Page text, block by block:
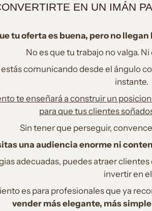
EN UN IMÁN
tu oferta es buena, pero no
No es que tu trabajo no valga.
comunicando desde el ángulo
instante.
te enseñará a construir un
para que tus clientes
Sin tener que perseguir,
una audiencia enorme ni
adecuadas, puedes atraer
invertir en
es para profesionales que ya
vender más elegante, más